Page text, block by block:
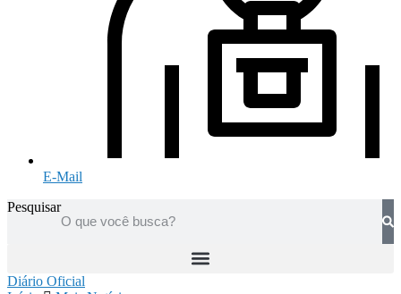
E-Mail
Pesquisar
Diário Oficial